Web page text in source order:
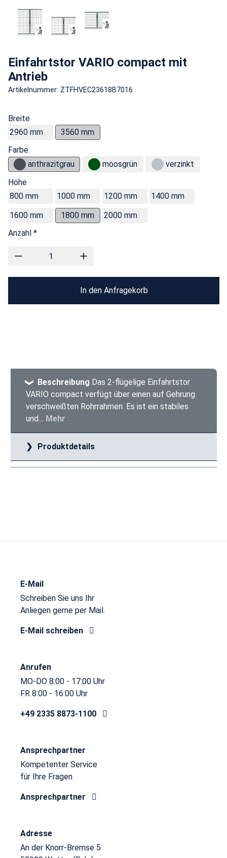
Einfahrtstor VARIO compact mit
Antrieb
Artikelnummer: ZTFHVEC23618B7016
Breite
2960 mm
3560 mm
Farbe
anthrazitgrau
moosgrün
verzinkt
Höhe
800 mm
1000 mm 1200 mm
1400 mm
1600 mm
1800 mm
2000 mm
Anzahl *
In den Anfragekorb
Beschreibung Das 2-flügelige Einfahrtstor
VARIO compact verfügt über einen auf Gehrung
verschweißten Rohrrahmen. Es ist ein stabiles
und… Mehr
Produktdetails
E-Mail
Schreiben Sie uns Ihr
Anliegen gerne per Mail.
E-Mail schreiben
Anrufen
MO-DO 8:00 - 17:00 Uhr
FR 8:00 - 16:00 Uhr
+49 2335 8873-1100
Ansprechpartner
Kompetenter Service
für Ihre Fragen
Ansprechpartner
Adresse
An der Knorr-Bremse 5